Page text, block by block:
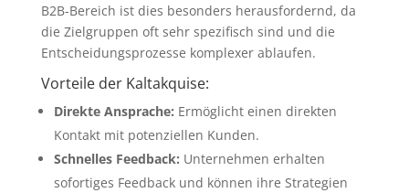
B2B-Bereich ist dies besonders herausfordernd, da
die Zielgruppen oft sehr spezifisch sind und die
Entscheidungsprozesse komplexer ablaufen.
Vorteile der Kaltakquise:
Direkte Ansprache: Ermöglicht einen direkten
Kontakt mit potenziellen Kunden.
Schnelles Feedback: Unternehmen erhalten
sofortiges Feedback und können ihre Strategien